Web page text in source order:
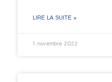
LIRE LA SUITE »
1 novembre 2022